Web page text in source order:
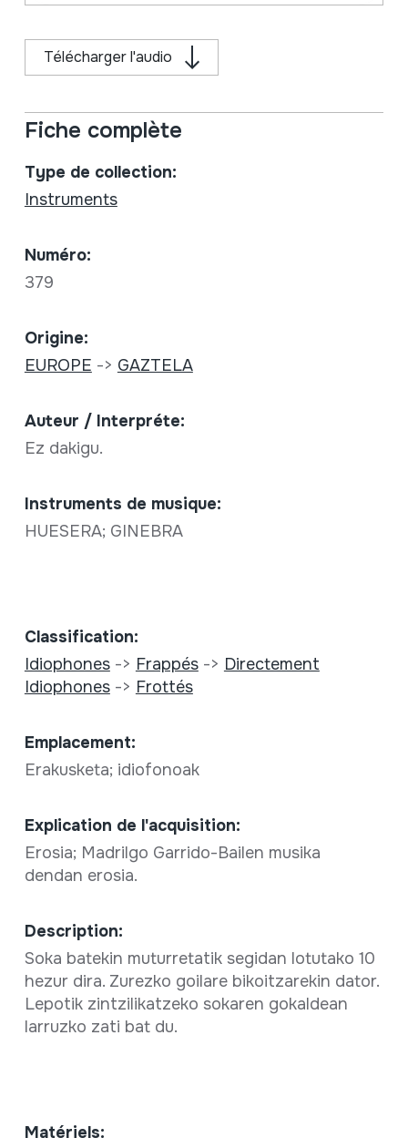
Télécharger l'audio
Fiche complète
Type de collection:
Instruments
Numéro:
379
Origine:
EUROPE -> GAZTELA
Auteur / Interpréte:
Ez dakigu.
Instruments de musique:
HUESERA; GINEBRA
Classification:
Idiophones-> Frappés-> Directement
Idiophones-> Frottés
Emplacement:
Erakusketa; idiofonoak
Explication de l'acquisition:
Erosia; Madrilgo Garrido-Bailen musika
dendan erosia.
Description:
Soka batekin muturretatik segidan lotutako 10
hezur dira. Zurezko goilare bikoitzarekin dator.
Lepotik zintzilikatzeko sokaren gokaldean
larruzko zati bat du.
Matériels: